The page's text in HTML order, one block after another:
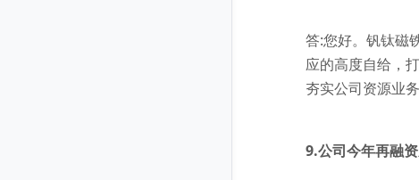
答:您好。钒钛磁
应的高度自给，
夯实公司资源业
9.公司今年再融